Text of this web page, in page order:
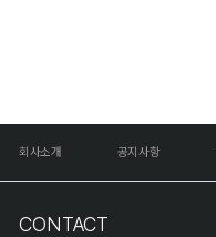
회사소개 공지사항
CONTACT